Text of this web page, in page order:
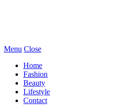
Menu Close
Home
Fashion
Beauty
Lifestyle
Contact